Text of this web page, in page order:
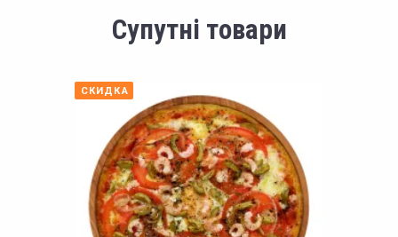
Супутні товари
СКИДКА